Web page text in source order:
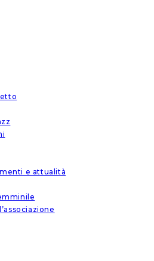
e attualità